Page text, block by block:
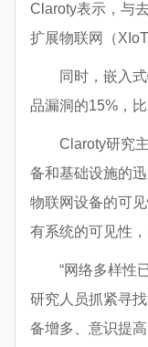
Claroty表示，与
扩展物联网（
同时，嵌入
品漏洞的15%，
Claroty研究
备和基础设施的
物联网设备的可
有系统的可见性
“网络多样性
研究人员抓紧寻
备增多、意识提